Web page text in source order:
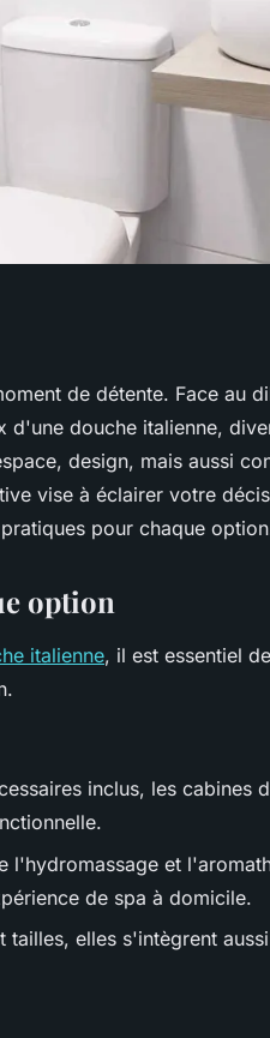
de détente. Face au
d'une douche italienne,
design, mais aussi
vise à éclairer votre
pour chaque
option
italienne, il est essentiel
inclus, les cabines
l'hydromassage et
de spa à domicile.
elles s'intègrent